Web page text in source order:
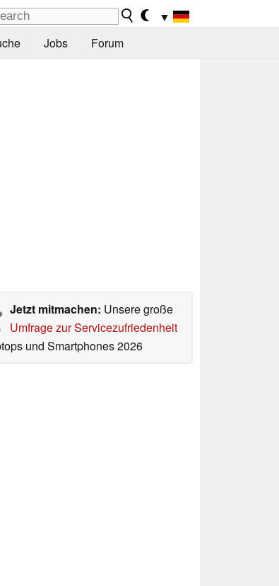
▼
Jobs Forum
Jetzt mitmachen: Unsere große
Umfrage zur Servicezufriedenheit
und Smartphones 2026